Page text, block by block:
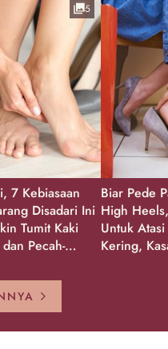
7 Kebiasaan
Disadari Ini
Tumit Kaki
Pecah-
5
Biar Pede
High
Untuk
Kering,